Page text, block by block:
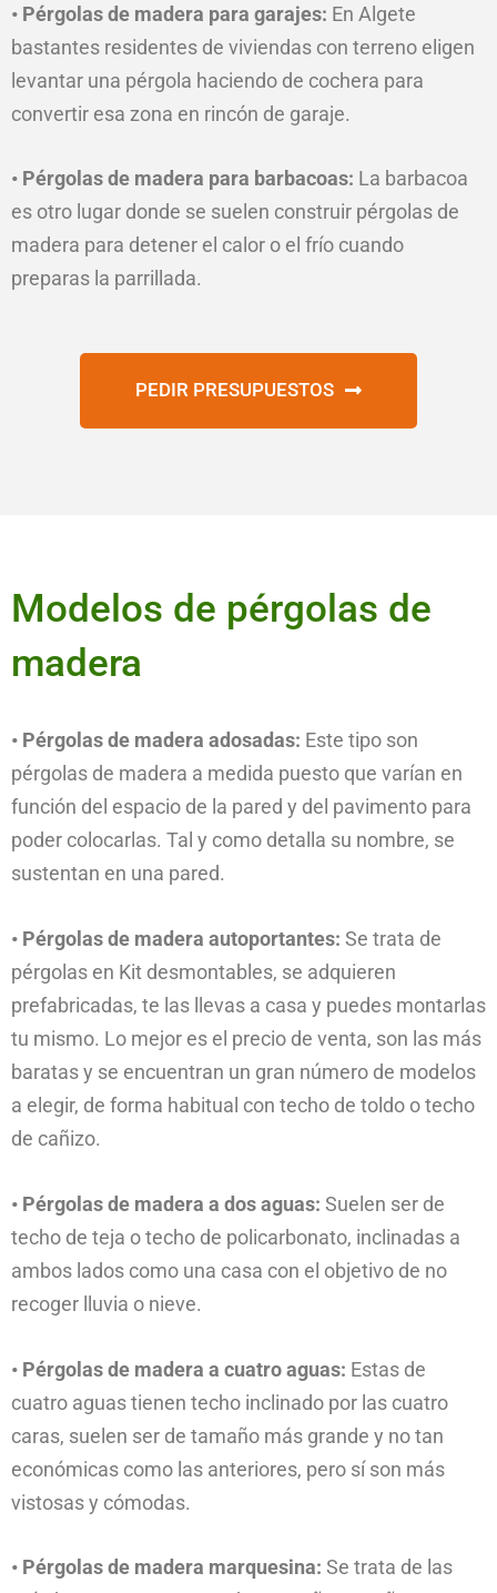
• Pérgolas de madera para garajes: En Algete
bastantes residentes de viviendas con terreno eligen
levantar una pérgola haciendo de cochera para
convertir esa zona en rincón de garaje.
• Pérgolas de madera para barbacoas: La barbacoa
es otro lugar donde se suelen construir pérgolas de
madera para detener el calor o el frío cuando
preparas la parrillada.
PEDIR PRESUPUESTOS
Modelos de pérgolas de
madera
• Pérgolas de madera adosadas: Este tipo son
pérgolas de madera a medida puesto que varían en
función del espacio de la pared y del pavimento para
poder colocarlas. Tal y como detalla su nombre, se
sustentan en una pared.
• Pérgolas de madera autoportantes: Se trata de
pérgolas en Kit desmontables, se adquieren
prefabricadas, te las llevas a casa y puedes montarlas
tu mismo. Lo mejor es el precio de venta, son las más
baratas y se encuentran un gran número de modelos
a elegir, de forma habitual con techo de toldo o techo
de cañizo.
• Pérgolas de madera a dos aguas: Suelen ser de
techo de teja o techo de policarbonato, inclinadas a
ambos lados como una casa con el objetivo de no
recoger lluvia o nieve.
• Pérgolas de madera a cuatro aguas: Estas de
cuatro aguas tienen techo inclinado por las cuatro
caras, suelen ser de tamaño más grande y no tan
económicas como las anteriores, pero sí son más
vistosas y cómodas.
• Pérgolas de madera marquesina: Se trata de las